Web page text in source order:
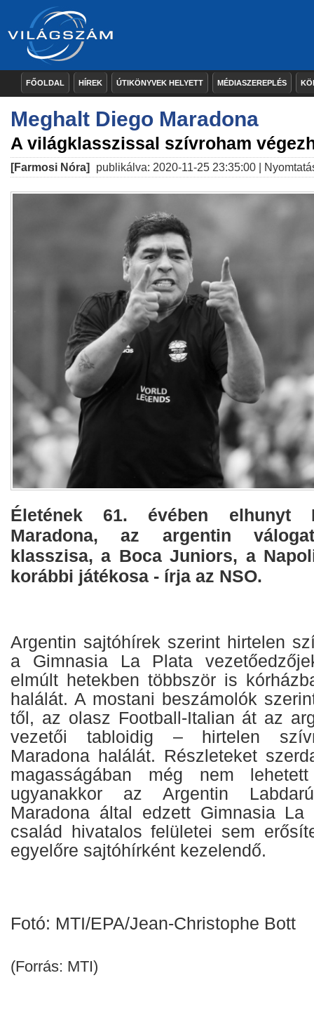
FŐOLDAL HÍREK ÚTIKÖNYVEK HELYETT MÉDIASZEREPLÉS
Meghalt Diego Maradona
A világklasszissal szívroham
[Farmosi Nóra] publikálva: 2020-11-25 23:35:00 |
Életének 61. évében elhunyt
Maradona, az argentin
klasszisa, a Boca Juniors, a
korábbi játékosa - írja az NSO.
Argentin sajtóhírek szerint hirtelen
a Gimnasia La Plata
elmúlt hetekben többször is
halálát. A mostani beszámolók
től, az olasz Football-Italian át az
vezetői tabloidig – hirtelen
Maradona halálát. Részleteket
magasságában még nem
ugyanakkor az Argentin
Maradona által edzett Gimnasia
család hivatalos felületei sem
egyelőre sajtóhírként kezelendő.
Fotó: MTI/EPA/Jean-Christophe Bott
(Forrás: MTI)